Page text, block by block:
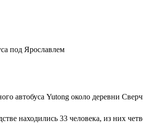
под Ярославлем
автобуса Yutong около деревни
находились 33 человека, из них